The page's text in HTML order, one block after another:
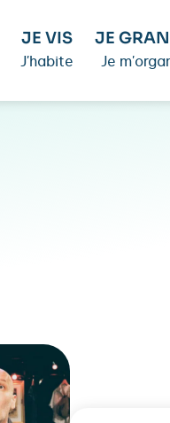
JE VIS
J'habite
JE
Je